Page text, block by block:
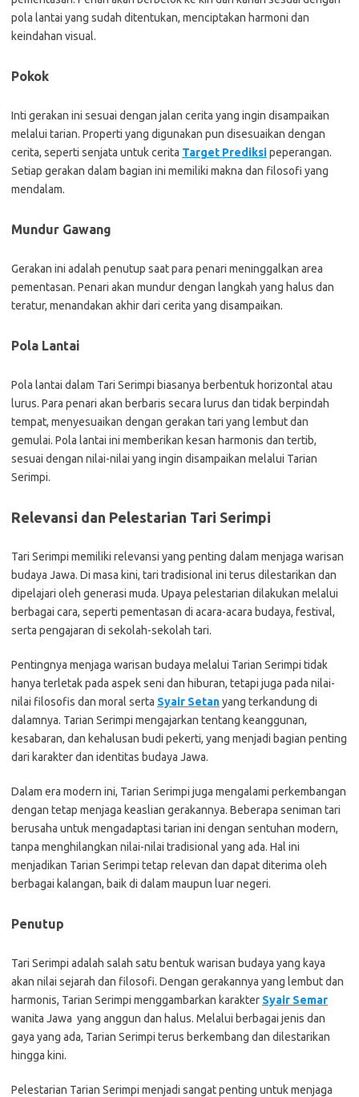
pola lantai yang sudah ditentukan, menciptakan harmoni dan
keindahan visual.
Pokok
Inti gerakan ini sesuai dengan jalan cerita yang ingin disampaikan
melalui tarian. Properti yang digunakan pun disesuaikan dengan
cerita, seperti senjata untuk cerita Target Prediksipeperangan.
Setiap gerakan dalam bagian ini memiliki makna dan filosofi yang
mendalam.
Mundur Gawang
Gerakan ini adalah penutup saat para penari meninggalkan area
pementasan. Penari akan mundur dengan langkah yang halus dan
teratur, menandakan akhir dari cerita yang disampaikan.
Pola Lantai
Pola lantai dalam Tari Serimpi biasanya berbentuk horizontal atau
lurus. Para penari akan berbaris secara lurus dan tidak berpindah
tempat, menyesuaikan dengan gerakan tari yang lembut dan
gemulai. Pola lantai ini memberikan kesan harmonis dan tertib,
sesuai dengan nilai-nilai yang ingin disampaikan melalui Tarian
Serimpi.
Relevansi dan Pelestarian Tari Serimpi
Tari Serimpi memiliki relevansi yang penting dalam menjaga warisan
budaya Jawa. Di masa kini, tari tradisional ini terus dilestarikan dan
dipelajari oleh generasi muda. Upaya pelestarian dilakukan melalui
berbagai cara, seperti pementasan di acara-acara budaya, festival,
serta pengajaran di sekolah-sekolah tari.
Pentingnya menjaga warisan budaya melalui Tarian Serimpi tidak
hanya terletak pada aspek seni dan hiburan, tetapi juga pada nilai-
nilai filosofis dan moral serta Syair Setanyang terkandung di
dalamnya. Tarian Serimpi mengajarkan tentang keanggunan,
kesabaran, dan kehalusan budi pekerti, yang menjadi bagian penting
dari karakter dan identitas budaya Jawa.
Dalam era modern ini, Tarian Serimpi juga mengalami perkembangan
dengan tetap menjaga keaslian gerakannya. Beberapa seniman tari
berusaha untuk mengadaptasi tarian ini dengan sentuhan modern,
tanpa menghilangkan nilai-nilai tradisional yang ada. Hal ini
menjadikan Tarian Serimpi tetap relevan dan dapat diterima oleh
berbagai kalangan, baik di dalam maupun luar negeri.
Penutup
Tari Serimpi adalah salah satu bentuk warisan budaya yang kaya
akan nilai sejarah dan filosofi. Dengan gerakannya yang lembut dan
harmonis, Tarian Serimpi menggambarkan karakter Syair Semar
wanita Jawa yang anggun dan halus. Melalui berbagai jenis dan
gaya yang ada, Tarian Serimpi terus berkembang dan dilestarikan
hingga kini.
Pelestarian Tarian Serimpi menjadi sangat penting untuk menjaga